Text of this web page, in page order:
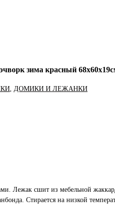
зима красный
, ДОМИКИ И ЛЕЖАНКИ
Лежак сшит из мебельной
Стирается на низкой